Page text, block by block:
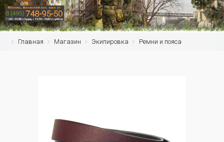
Главная Магазин Экипировка Ремни и пояса